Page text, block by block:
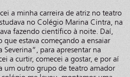
a minha carreira de atriz no teatro
no Colégio Marina Cintra, na
fazendo científico à noite. Daí,
estava começando a ensaiar
para apresentar na
a curtir, comecei a gostar, e por aí
um outro grupo de teatro amador